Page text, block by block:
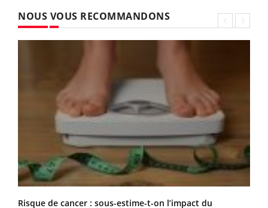
NOUS VOUS RECOMMANDONS
Risque de cancer : sous-estime-t-on l’impact du